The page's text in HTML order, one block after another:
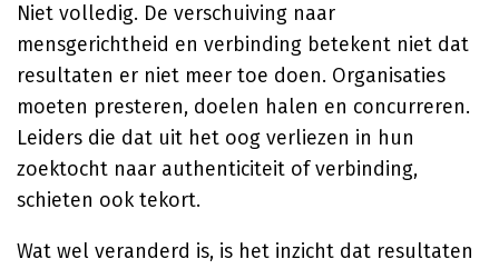
Niet volledig. De verschuiving naar
mensgerichtheid en verbinding betekent niet dat
resultaten er niet meer toe doen. Organisaties
moeten presteren, doelen halen en concurreren.
Leiders die dat uit het oog verliezen in hun
zoektocht naar authenticiteit of verbinding,
schieten ook tekort.
Wat wel veranderd is, is het inzicht dat resultaten